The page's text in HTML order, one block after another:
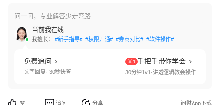
问一问，专业解答少走弯路
当前我在线
我擅长： #新手指导# #权限开通# #券商对比# #软件操作#
免费追问
文字回复· 30秒快答
￥1 手把手带你学会
30分钟1v1·讲透逻辑教会操作
赞 追问 分享 问财App下载